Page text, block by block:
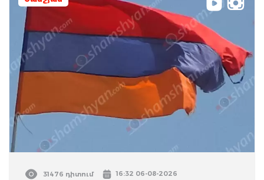
31476 դիտում 16:32 06-08-2026